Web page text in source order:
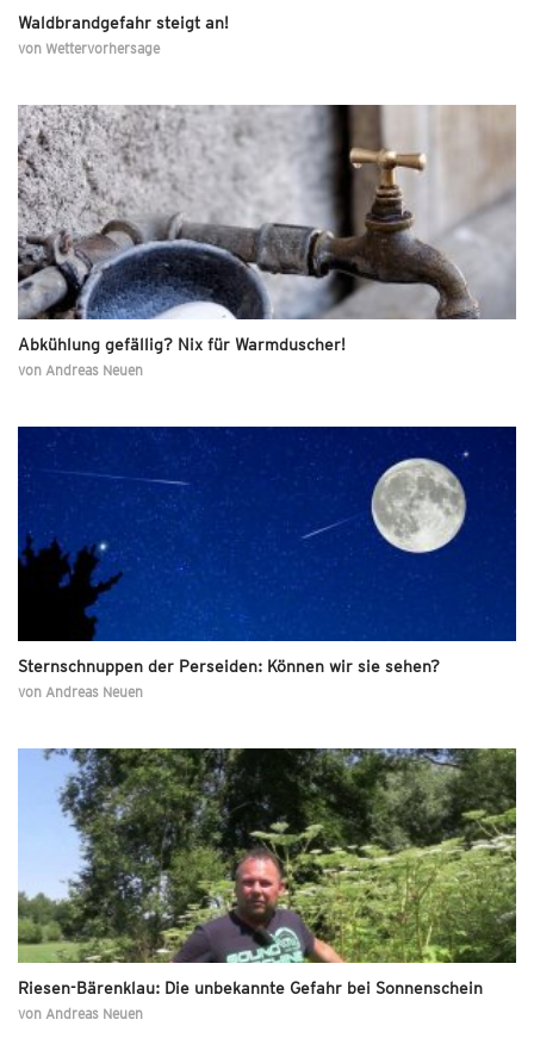
Waldbrandgefahr steigt an!
von Wettervorhersage
Abkühlung gefällig? Nix für Warmduscher!
von Andreas Neuen
Sternschnuppen der Perseiden: Können wir sie sehen?
von Andreas Neuen
Riesen-Bärenklau: Die unbekannte Gefahr bei Sonnenschein
von Andreas Neuen